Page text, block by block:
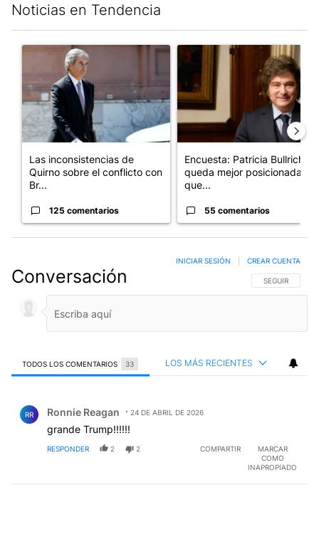
Noticias en Tendencia
Un artículo de tendencia con el título "Las inconsistencias de
Las inconsistencias de
Quirno sobre el conflicto con
Br...
125 comentarios
Un artículo de tendencia con
Encuesta: Patricia Bullrich
queda mejor posicionada
que...
55 comentarios
Conversación SIGA ESTA
SEGUIR
INICIAR SESIÓN CREAR CUENTA
TODOS LOS COMENTARIOS 33 LOS MÁS RECIENTES
RR Ronnie Reagan 24 DE ABRIL DE 2026
grande Trump!!!!!!
RESPONDER 2 2 COMPARTIR
MARCAR
COMO
INAPROPIADO